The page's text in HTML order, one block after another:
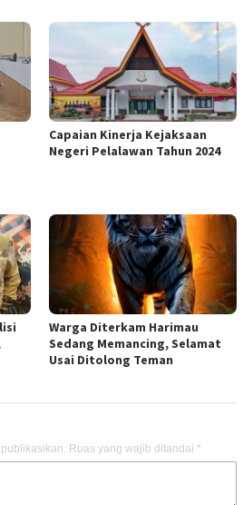
Capaian Kinerja Kejaksaan
Negeri Pelalawan Tahun 2024
Warga Diterkam Harimau
Sedang Memancing, Selamat
Usai Ditolong Teman
Ruas yang wajib ditandai *